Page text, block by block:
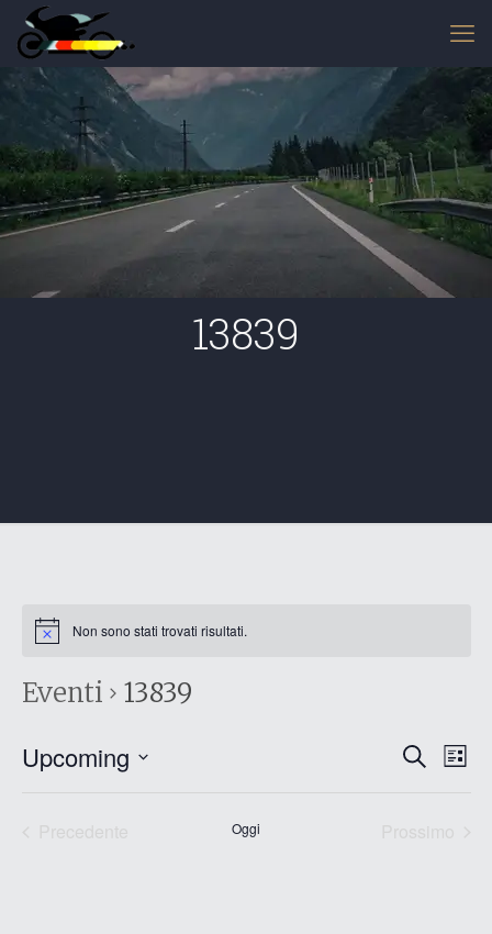
13839
Non sono stati trovati risultati.
Eventi 13839
Eventi
Cerca List
Upcoming
Oggi